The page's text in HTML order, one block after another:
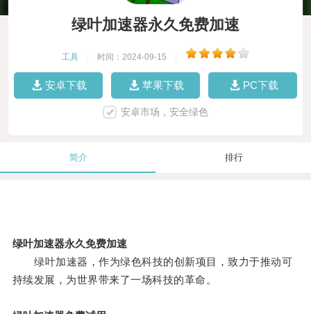
绿叶加速器永久免费加速
工具 时间：2024-09-15
安卓下载 苹果下载 PC下载
安卓市场，安全绿色
简介 排行
绿叶加速器永久免费加速
绿叶加速器，作为绿色科技的创新项目，致力于推动可
持续发展，为世界带来了一场科技的革命。